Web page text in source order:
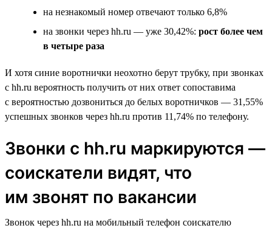
на незнакомый номер отвечают только 6,8%
на звонки через hh.ru — уже 30,42%: рост более чем
в четыре раза
И хотя синие воротнички неохотно берут трубку, при звонках
с hh.ru вероятность получить от них ответ сопоставима
с вероятностью дозвониться до белых воротничков — 31,55%
успешных звонков через hh.ru против 11,74% по телефону.
Звонки с hh.ru маркируются —
соискатели видят, что
им звонят по вакансии
Звонок через hh.ru на мобильный телефон соискателю